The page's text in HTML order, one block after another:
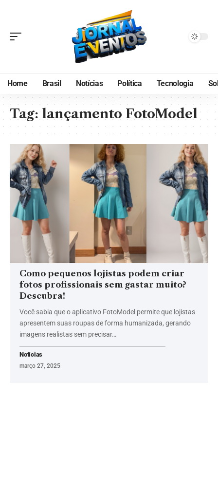
Home Brasil Notícias Política Tecnologia
Tag:lançamento FotoModel
Como pequenos lojistas podem criar
fotos profissionais sem gastar muito?
Descubra!
Você sabia que o aplicativo FotoModel permite que lojistas
apresentem suas roupas de forma humanizada, gerando
imagens realistas sem precisar…
Notícias
março 27, 2025